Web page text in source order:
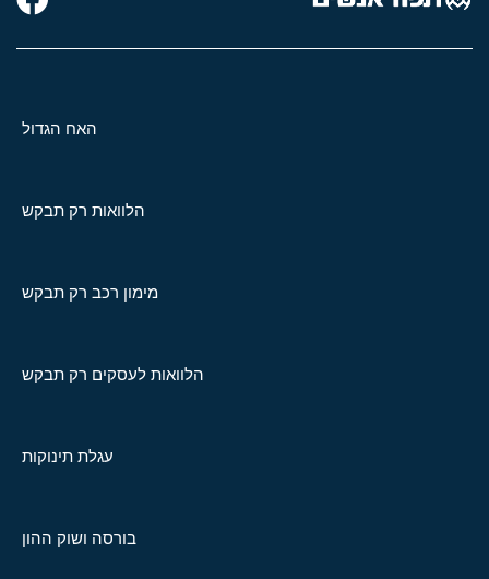
האח הגדול
הלוואות רק תבקש
מימון רכב רק תבקש
הלוואות לעסקים רק תבקש
עגלת תינוקות
בורסה ושוק ההון